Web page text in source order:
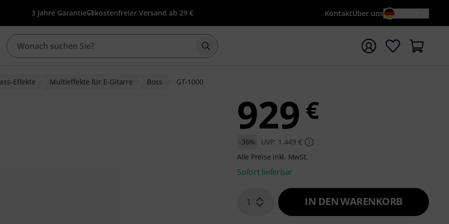
3 Jahre Garantie kostenfreier Versand ab 29 € KontaktÜber uns
Suche mit Suchwort {searchTerm} starten
Effekte Multieffekte für E-Gitarre Boss GT-1000
929 €
-36%
UVP: 1.449 €
Alle Preise inkl. MwSt.
Sofort lieferbar
1 IN DEN WARENKORB